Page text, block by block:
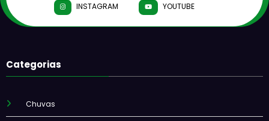
INSTAGRAM
YOUTUBE
Categorias
Chuvas